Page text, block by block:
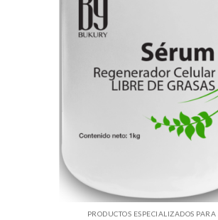
PRODUCTOS ESPECIALIZADOS PARA